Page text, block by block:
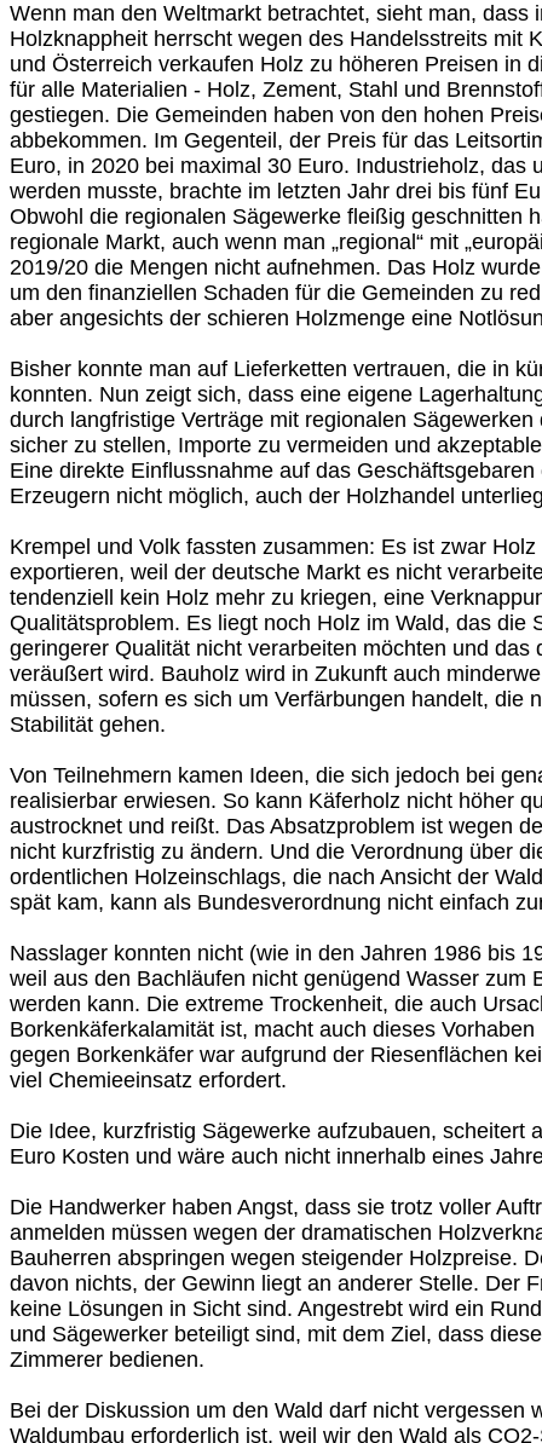
Wenn man den Weltmarkt betrachtet, sieht man, dass
Holzknappheit herrscht wegen des Handelsstreits mit
und Österreich verkaufen Holz zu höheren Preisen in
für alle Materialien - Holz, Zement, Stahl und
gestiegen. Die Gemeinden haben von den hohen
abbekommen. Im Gegenteil, der Preis für das
Euro, in 2020 bei maximal 30 Euro. Industrieholz, das
werden musste, brachte im letzten Jahr drei bis fünf
Obwohl die regionalen Sägewerke fleißig geschnitten
regionale Markt, auch wenn man „regional“ mit
2019/20 die Mengen nicht aufnehmen. Das Holz
um den finanziellen Schaden für die Gemeinden zu
aber angesichts der schieren Holzmenge eine
Bisher konnte man auf Lieferketten vertrauen, die in
konnten. Nun zeigt sich, dass eine eigene
durch langfristige Verträge mit regionalen
sicher zu stellen, Importe zu vermeiden und
Eine direkte Einflussnahme auf das
Erzeugern nicht möglich, auch der Holzhandel
Krempel und Volk fassten zusammen: Es ist zwar
exportieren, weil der deutsche Markt es nicht
tendenziell kein Holz mehr zu kriegen, eine
Qualitätsproblem. Es liegt noch Holz im Wald, das die
geringerer Qualität nicht verarbeiten möchten und das
veräußert wird. Bauholz wird in Zukunft auch
müssen, sofern es sich um Verfärbungen handelt, die
Stabilität gehen.
Von Teilnehmern kamen Ideen, die sich jedoch bei
realisierbar erwiesen. So kann Käferholz nicht höher
austrocknet und reißt. Das Absatzproblem ist wegen
nicht kurzfristig zu ändern. Und die Verordnung über
ordentlichen Holzeinschlags, die nach Ansicht der
spät kam, kann als Bundesverordnung nicht einfach
Nasslager konnten nicht (wie in den Jahren 1986 bis
weil aus den Bachläufen nicht genügend Wasser zum
werden kann. Die extreme Trockenheit, die auch
Borkenkäferkalamität ist, macht auch dieses
gegen Borkenkäfer war aufgrund der Riesenflächen
viel Chemieeinsatz erfordert.
Die Idee, kurzfristig Sägewerke aufzubauen, scheitert
Euro Kosten und wäre auch nicht innerhalb eines
Die Handwerker haben Angst, dass sie trotz voller
anmelden müssen wegen der dramatischen
Bauherren abspringen wegen steigender Holzpreise.
davon nichts, der Gewinn liegt an anderer Stelle. Der
keine Lösungen in Sicht sind. Angestrebt wird ein
und Sägewerker beteiligt sind, mit dem Ziel, dass
Zimmerer bedienen.
Bei der Diskussion um den Wald darf nicht vergessen
Waldumbau erforderlich ist, weil wir den Wald als